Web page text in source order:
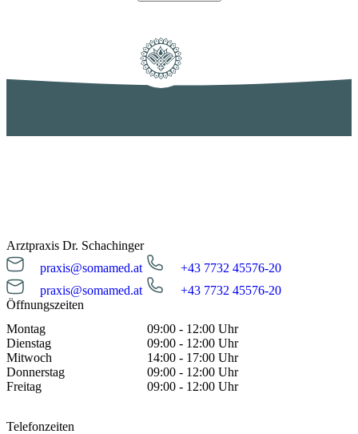
Arztpraxis Dr. Schachinger
praxis@somamed.at
+43 7732 45576-20
praxis@somamed.at
+43 7732 45576-20
Öffnungszeiten
Montag
09:00 - 12:00 Uhr
Dienstag
09:00 - 12:00 Uhr
Mitwoch
14:00 - 17:00 Uhr
Donnerstag
09:00 - 12:00 Uhr
Freitag
09:00 - 12:00 Uhr
Telefonzeiten